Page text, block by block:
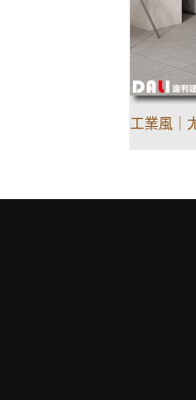
工業風｜